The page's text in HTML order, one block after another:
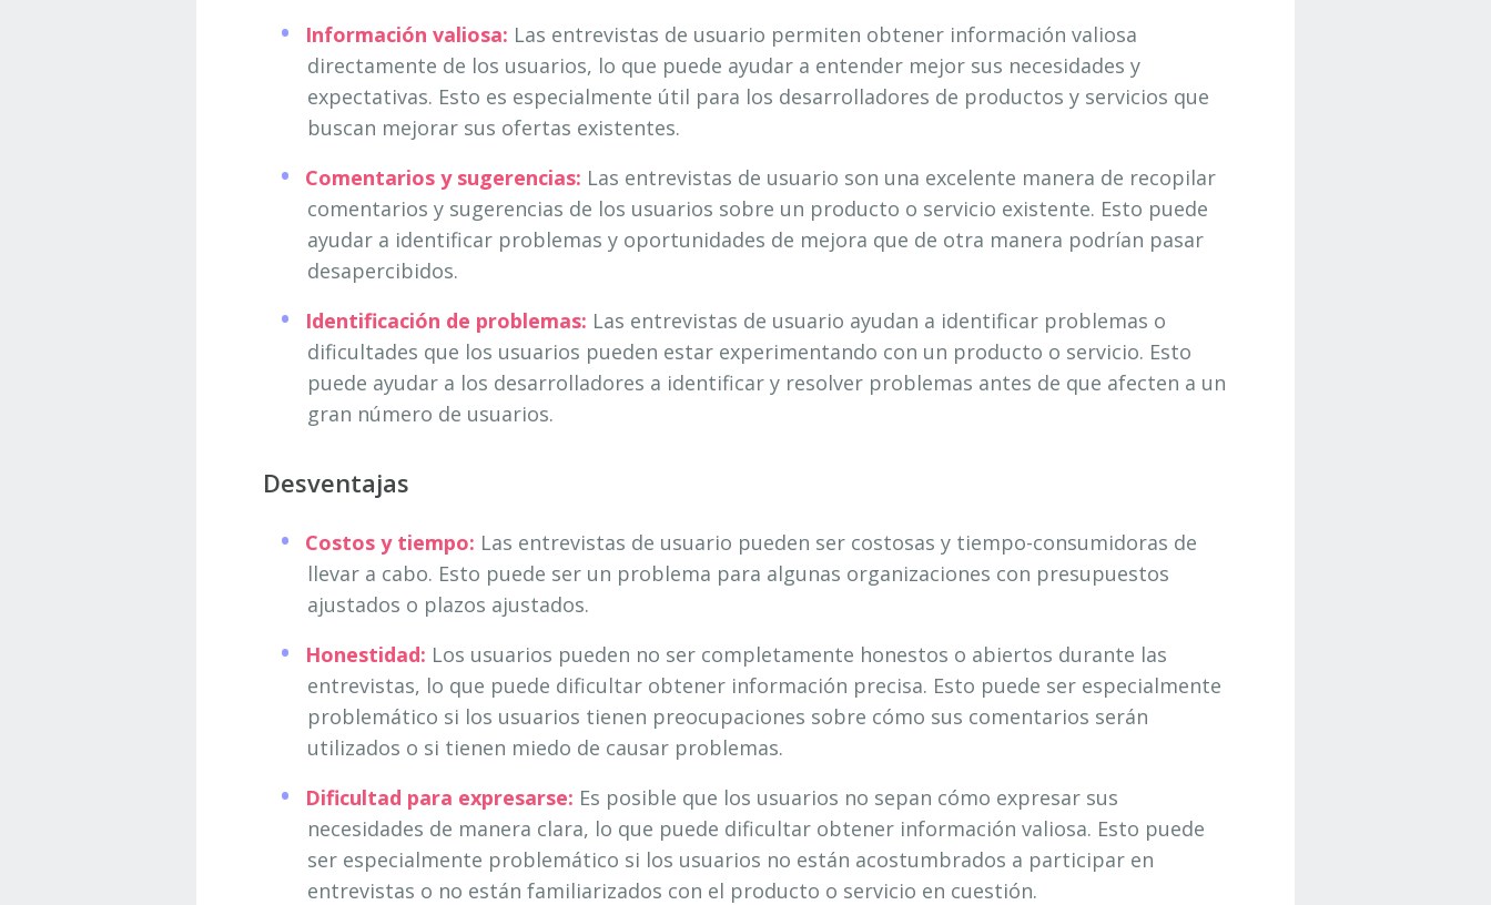
Información valiosa: Las entrevistas de usuario permiten obtener información valiosa
directamente de los usuarios, lo que puede ayudar a entender mejor sus necesidades y
expectativas. Esto es especialmente útil para los desarrolladores de productos y servicios que
buscan mejorar sus ofertas existentes.
Comentarios y sugerencias: Las entrevistas de usuario son una excelente manera de recopilar
comentarios y sugerencias de los usuarios sobre un producto o servicio existente. Esto puede
ayudar a identificar problemas y oportunidades de mejora que de otra manera podrían pasar
desapercibidos.
Identificación de problemas: Las entrevistas de usuario ayudan a identificar problemas o
dificultades que los usuarios pueden estar experimentando con un producto o servicio. Esto
puede ayudar a los desarrolladores a identificar y resolver problemas antes de que afecten a un
gran número de usuarios.
Desventajas
Costos y tiempo: Las entrevistas de usuario pueden ser costosas y tiempo-consumidoras de
llevar a cabo. Esto puede ser un problema para algunas organizaciones con presupuestos
ajustados o plazos ajustados.
Honestidad: Los usuarios pueden no ser completamente honestos o abiertos durante las
entrevistas, lo que puede dificultar obtener información precisa. Esto puede ser especialmente
problemático si los usuarios tienen preocupaciones sobre cómo sus comentarios serán
utilizados o si tienen miedo de causar problemas.
Dificultad para expresarse: Es posible que los usuarios no sepan cómo expresar sus
necesidades de manera clara, lo que puede dificultar obtener información valiosa. Esto puede
ser especialmente problemático si los usuarios no están acostumbrados a participar en
entrevistas o no están familiarizados con el producto o servicio en cuestión.